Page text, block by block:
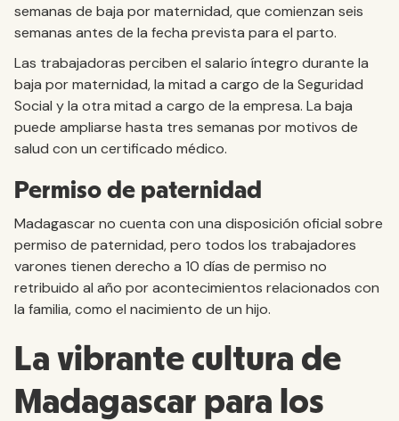
semanas de baja por maternidad, que comienzan seis
semanas antes de la fecha prevista para el parto.
Las trabajadoras perciben el salario íntegro durante la
baja por maternidad, la mitad a cargo de la Seguridad
Social y la otra mitad a cargo de la empresa. La baja
puede ampliarse hasta tres semanas por motivos de
salud con un certificado médico.
Permiso de paternidad
Madagascar no cuenta con una disposición oficial sobre
permiso de paternidad, pero todos los trabajadores
varones tienen derecho a 10 días de permiso no
retribuido al año por acontecimientos relacionados con
la familia, como el nacimiento de un hijo.
La vibrante cultura de
Madagascar para los